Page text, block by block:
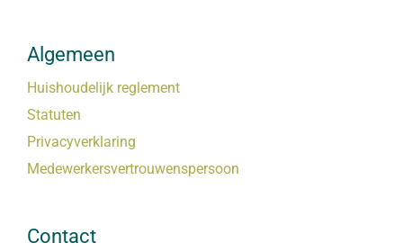
Algemeen
Huishoudelijk reglement
Statuten
Privacyverklaring
Medewerkersvertrouwenspersoon
Contact